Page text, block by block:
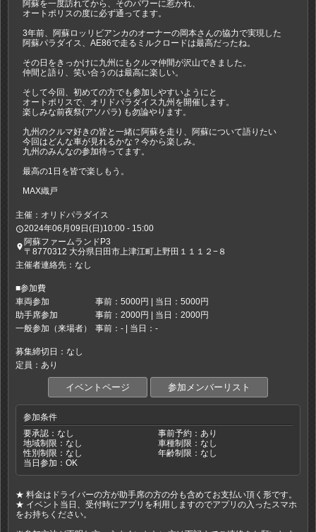
阿蘇を一度訪れてから、そのパワーに惹かれ、
オートポリスの度に必ず通ってます。
3年前、阿蘇ロッリビアンカのオーナーの岡本さんの協力で実現した
阿蘇パラダイス、AE86で走るミルクロードは最高だったね。
その日をきっかけに九州にもクルマ仲間が沢山できました。
仲間と語り、笑い合うのは最高に楽しい。
そして今回、初めての方でも参加しやすいようにと
オートポリスで、オリドパラダイス九州を開催します。
楽しみな前夜祭(アソパラ) も勿論やります。
九州のクルマ好きの皆と一緒に阿蘇を走り、阿蘇について語りたい
今回はどんな車が見れるかな？今から楽しみ。
九州のみんなの参加待ってます。
最高の1日を皆で楽しもう。
MAX織戸
主催：オリドパラダイス
access_time2024年06月09日(日)10:00 - 15:00
place 阿蘇ファームランドP3
〒8770312 大分県日田市上津江町上野田１１１２−８
主催者連絡先：なし
■参加費
車両参加
事前：5000円 | 当日：5000円
助手席参加
事前：2000円 | 当日：2000円
一般参加（来場者）
事前：- | 当日：-
募集締切日：なし
定員：あり
イベントページ 参加メンバーリスト
参加条件
要承認：なし
事前予約：あり
地域制限：なし
車種制限：なし
性別制限：なし
年齢制限：なし
当日参加：OK
★ 料金はドライバーの方が助手席の方の分も含めてお支払い頂く形です。
★ イベント当日、受付時にアプリを利用しますのでアプリの入ったスマホ
をお持ちください。